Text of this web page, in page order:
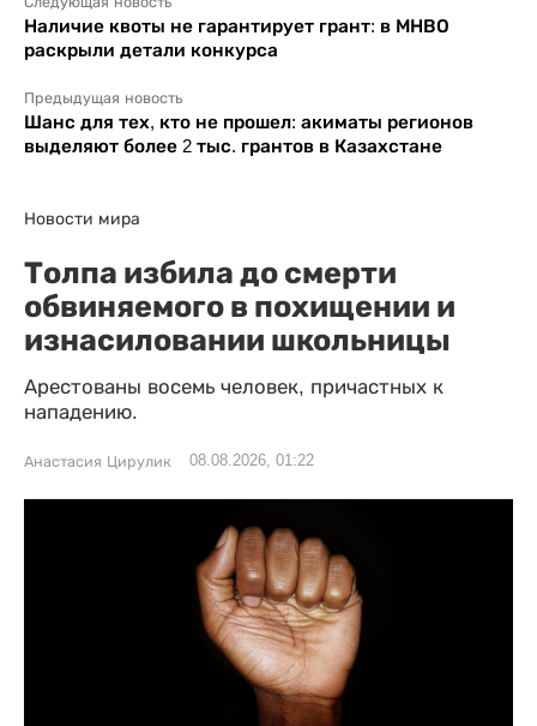
Наличие квоты не гарантирует грант: в МНВО
раскрыли детали конкурса
Предыдущая новость
Шанс для тех, кто не прошел: акиматы регионов
выделяют более 2 тыс. грантов в Казахстане
Новости мира
Толпа избила до смерти
обвиняемого в похищении и
изнасиловании школьницы
Арестованы восемь человек, причастных к
нападению.
Анастасия Цирулик 08.08.2026, 01:22